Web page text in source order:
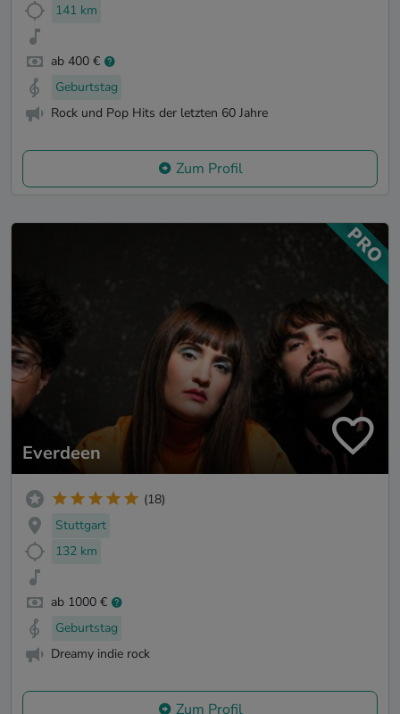
141 km
ab 400 €
Geburtstag
Rock und Pop Hits der letzten 60 Jahre
Zum Profil
Everdeen
(18)
Stuttgart
132 km
ab 1000 €
Geburtstag
Dreamy indie rock
Zum Profil